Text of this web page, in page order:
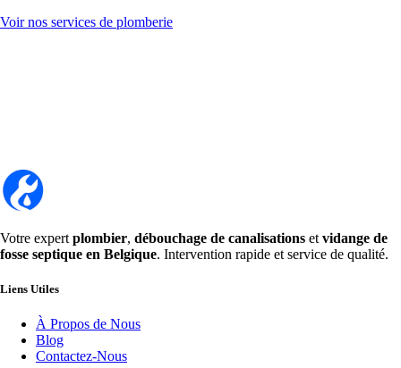
Voir nos services de plomberie
Votre expert plombier, débouchage de canalisations et vidange de
fosse septique en Belgique. Intervention rapide et service de qualité.
Liens Utiles
À Propos de Nous
Blog
Contactez-Nous